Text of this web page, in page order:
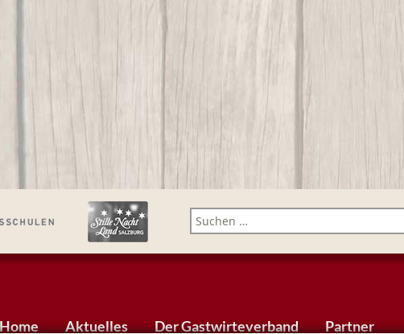
Suchen nach:
Home Aktuelles Der Gastwirteverband Partner